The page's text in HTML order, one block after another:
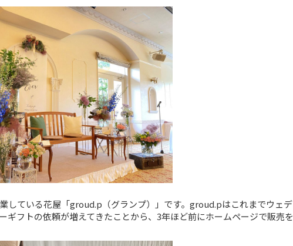
している花屋「groud.p（グランプ）」です。groud.pはこれまでウェデ
ギフトの依頼が増えてきたことから、3年ほど前にホームページで販売を